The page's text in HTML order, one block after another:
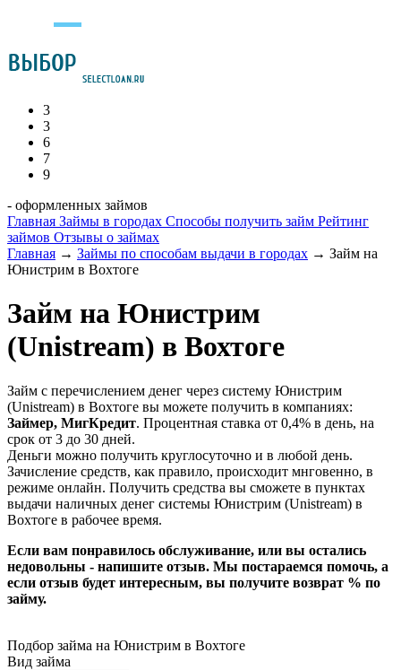
3
3
6
7
9
- оформленных займов
Главная Займы в городах Способы получить займ Рейтинг
займов Отзывы о займах
Главная → Займы по способам выдачи в городах → Займ на
Юнистрим в Вохтоге
Займ на Юнистрим
(Unistream) в Вохтоге
Займ с перечислением денег через систему Юнистрим
(Unistream) в Вохтоге вы можете получить в компаниях:
Займер, МигКредит. Процентная ставка от 0,4% в день, на
срок от 3 до 30 дней.
Деньги можно получить круглосуточно и в любой день.
Зачисление средств, как правило, происходит мнговенно, в
режиме онлайн. Получить средства вы сможете в пунктах
выдачи наличных денег системы Юнистрим (Unistream) в
Вохтоге в рабочее время.
Если вам понравилось обслуживание, или вы остались
недовольны - напишите отзыв. Мы постараемся помочь, а
если отзыв будет интересным, вы получите возврат % по
займу.
Подбор займа на Юнистрим в Вохтоге
Вид займа